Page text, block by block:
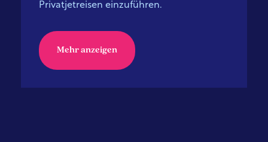
Privatjetreisen einzuführen.
Mehr anzeigen